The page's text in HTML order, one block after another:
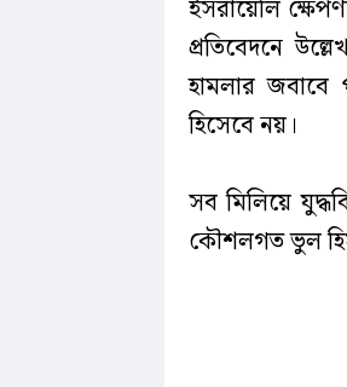
ইসরায়েলি
প্রতিবেদনে
হামলার জবাবে
হিসেবে নয়।
সব মিলিয়ে
কৌশলগত ভুল